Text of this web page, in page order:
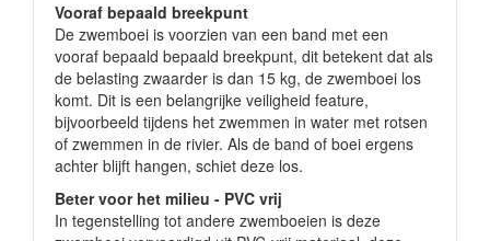
Vooraf bepaald breekpunt
De zwemboei is voorzien van een band met een
vooraf bepaald bepaald breekpunt, dit betekent dat als
de belasting zwaarder is dan 15 kg, de zwemboei los
komt. Dit is een belangrijke veiligheid feature,
bijvoorbeeld tijdens het zwemmen in water met rotsen
of zwemmen in de rivier. Als de band of boei ergens
achter blijft hangen, schiet deze los.
Beter voor het milieu - PVC vrij
In tegenstelling tot andere zwemboeien is deze